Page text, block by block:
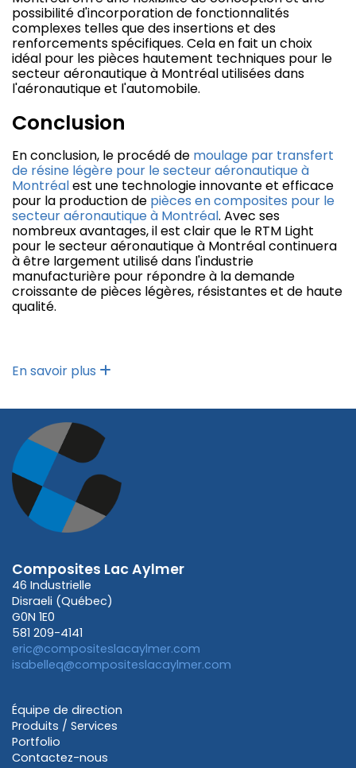
possibilité d'incorporation de fonctionnalités
complexes telles que des insertions et des
renforcements spécifiques. Cela en fait un choix
idéal pour les pièces hautement techniques pour le
secteur aéronautique à Montréal utilisées dans
l'aéronautique et l'automobile.
Conclusion
En conclusion, le procédé de moulage par transfert
de résine légère pour le secteur aéronautique à
Montréalest une technologie innovante et efficace
pour la production de pièces en composites pour le
secteur aéronautique à Montréal. Avec ses
nombreux avantages, il est clair que le RTM Light
pour le secteur aéronautique à Montréal continuera
à être largement utilisé dans l'industrie
manufacturière pour répondre à la demande
croissante de pièces légères, résistantes et de haute
qualité.
En savoir plus
Composites Lac Aylmer
46 Industrielle
Disraeli (Québec)
G0N 1E0
581 209-4141
eric@compositeslacaylmer.com
isabelleq@compositeslacaylmer.com
Équipe de direction
Produits / Services
Portfolio
Contactez-nous